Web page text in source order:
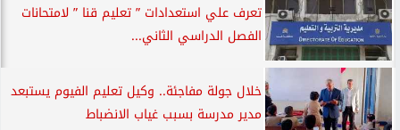
تعرف علي استعدادات ” تعليم قنا ” لامتحانات
الفصل الدراسي الثاني...
خلال جولة مفاجئة.. وكيل تعليم الفيوم يستبعد
مدير مدرسة بسبب غياب الانضباط